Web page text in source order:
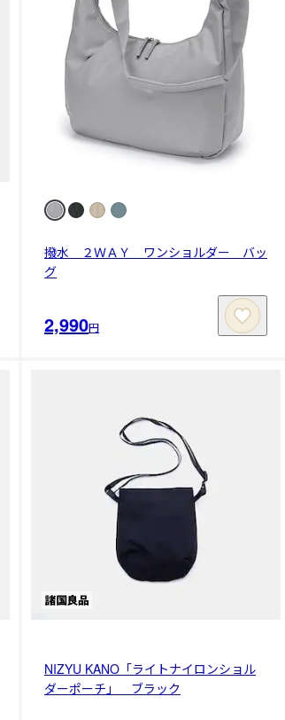
撥水 ２ＷＡＹ ワンショルダー バッ
グ
2,990円
NIZYU KANO「ライトナイロンショル
ダーポーチ」 ブラック